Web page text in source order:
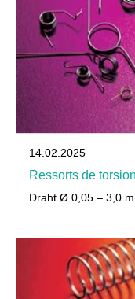
14.02.2025
Ressorts de torsion
Draht Ø 0,05 – 3,0